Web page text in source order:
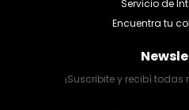
Servicio de
Encuentra tu
¡Suscribite y recibí